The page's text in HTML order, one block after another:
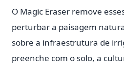
O Magic Eraser remove
perturbar a paisagem
sobre a infraestrutura de
preenche com o solo, a